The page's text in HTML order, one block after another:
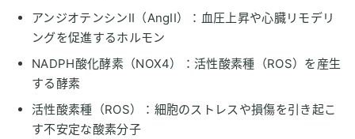
アンジオテンシンII（AngII）：血圧上昇や心臓リモデリ
ングを促進するホルモン
NADPH酸化酵素（NOX4）：活性酸素種（ROS）を産生
する酵素
活性酸素種（ROS）：細胞のストレスや損傷を引き起こ
す不安定な酸素分子